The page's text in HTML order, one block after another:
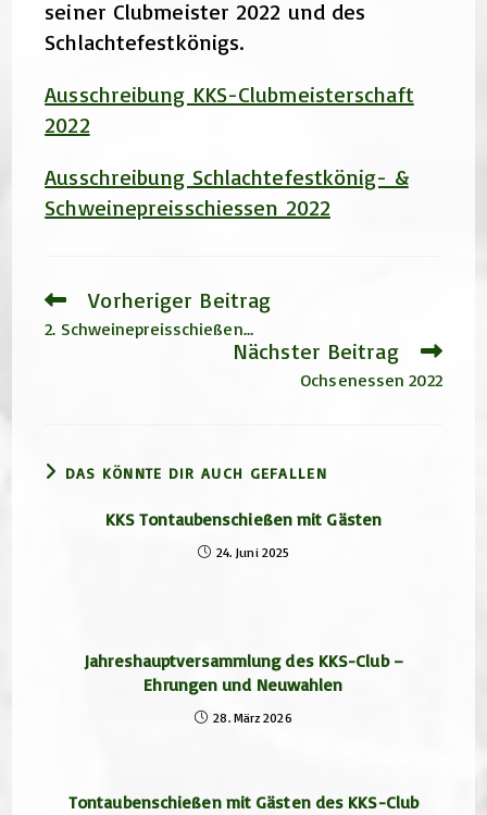
seiner Clubmeister 2022 und des
Schlachtefestkönigs.
Ausschreibung KKS-Clubmeisterschaft
2022
Ausschreibung Schlachtefestkönig- &
Schweinepreisschiessen 2022
Weitere
Artikel
ansehen
Vorheriger Beitrag
2. Schweinepreisschießen…
Nächster Beitrag
Ochsenessen 2022
DAS KÖNNTE DIR AUCH GEFALLEN
KKS Tontaubenschießen mit Gästen
24. Juni 2025
Jahreshauptversammlung des KKS-Club –
Ehrungen und Neuwahlen
28. März 2026
Tontaubenschießen mit Gästen des KKS-Club